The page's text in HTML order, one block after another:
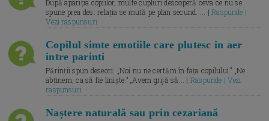
După apariția copiilor, multe cupluri descoperă ceva ce nu se
spune prea des: relația se mută pe plan secund. ... |Raspunde |
Vezi raspunsuri
Copilul simte emotiile care plutesc in aer
intre parinti
Părinții spun deseori: „Noi nu ne certăm în fața copilului.” „Ne
abținem, ca să fie liniște.” „Avem grijă să... | Raspunde | Vezi
raspunsuri
Naștere naturală sau prin cezariană